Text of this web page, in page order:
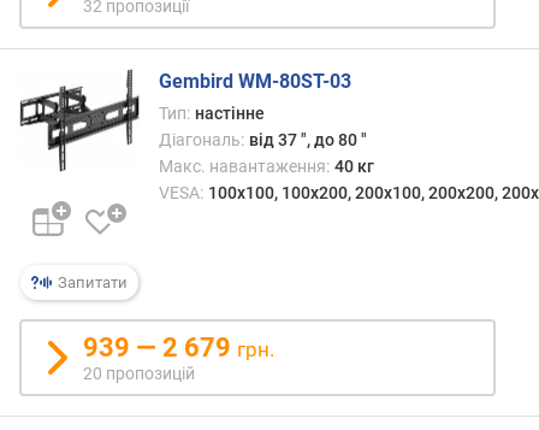
р
о
г
и
в
д
д
о
р
о
г
32 пропозиції
Запитати
Gembird WM-80ST-03
Тип: настінне
Діагональ: від 37 ", до 80 "
Макс. навантаження: 40 кг
VESA: 100x100, 100x200, 200x100, 200x200,
939 — 2 679 грн.
20 пропозицій